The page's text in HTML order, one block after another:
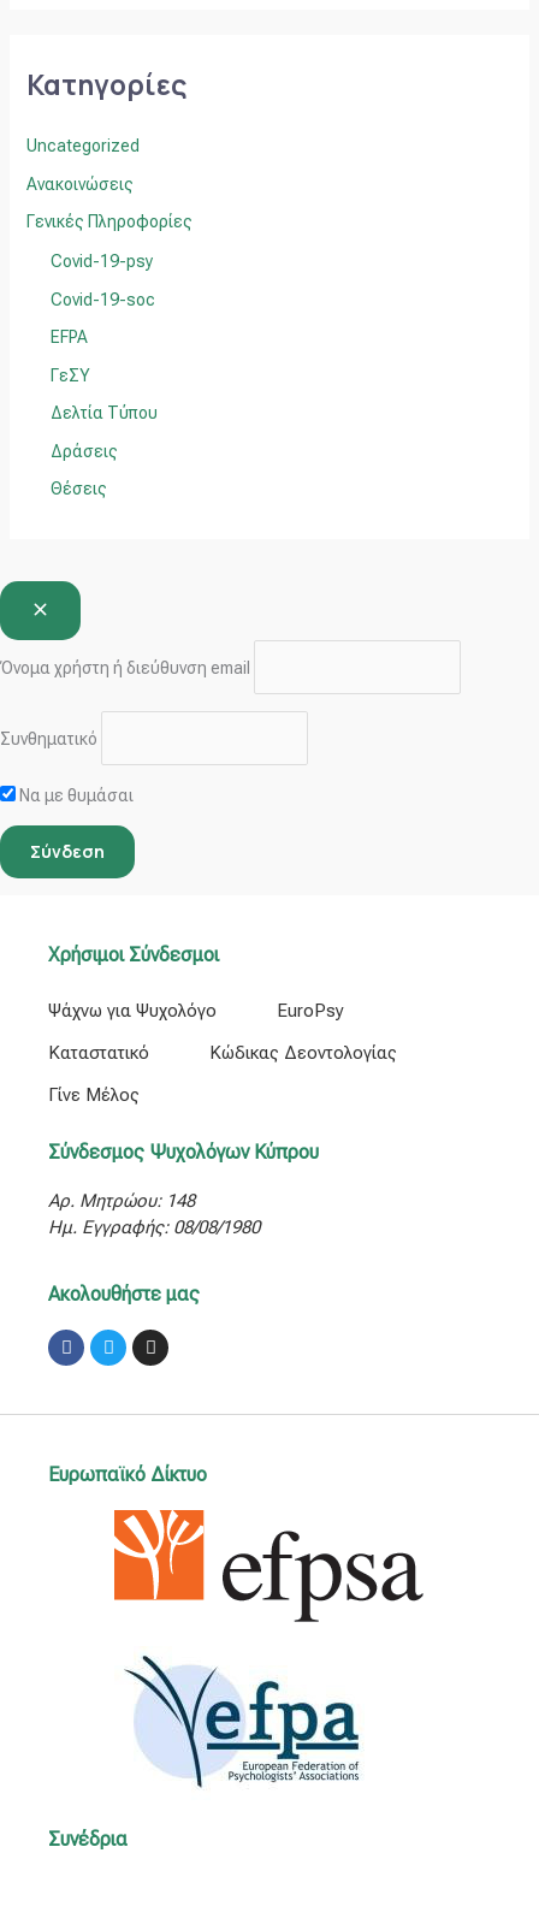
ή
η
σ
η
Κατηγορίες
Uncategorized
Ανακοινώσεις
Γενικές Πληροφορίες
Covid-19-psy
Covid-19-soc
EFPA
ΓεΣΥ
Δελτία Τύπου
Δράσεις
Θέσεις
Όνομα χρήστη ή διεύθυνση email
Συνθηματικό
Να με θυμάσαι
Χρήσιμοι Σύνδεσμοι
Ψάχνω για Ψυχολόγο
EuroPsy
Καταστατικό
Κώδικας Δεοντολογίας
Γίνε Μέλος
Σύνδεσμος Ψυχολόγων Κύπρου
Αρ. Μητρώου: 148
Ημ. Εγγραφής: 08/08/1980
Ακολουθήστε μας
Facebook
TwitterInstagram
Ευρωπαϊκό Δίκτυο
Συνέδρια